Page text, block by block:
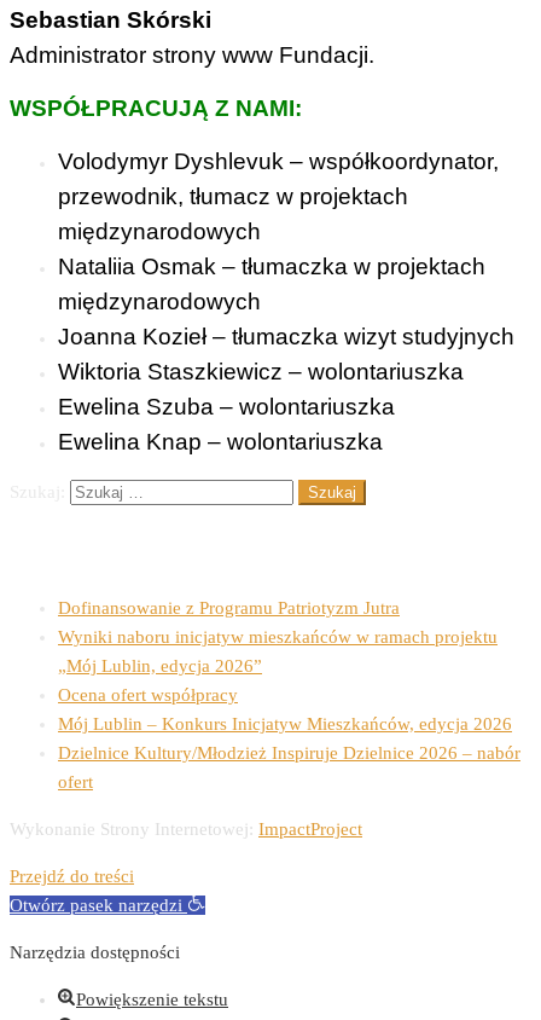
Sebastian Skórski
Administrator strony www Fundacji.
WSPÓŁPRACUJĄ Z NAMI:
Volodymyr Dyshlevuk – współkoordynator,
przewodnik, tłumacz w projektach
międzynarodowych
Nataliia Osmak – tłumaczka w projektach
międzynarodowych
Joanna Kozieł – tłumaczka wizyt studyjnych
Wiktoria Staszkiewicz – wolontariuszka
Ewelina Szuba – wolontariuszka
Ewelina Knap – wolontariuszka
Dofinansowanie z Programu Patriotyzm Jutra
Wyniki naboru inicjatyw mieszkańców w ramach projektu
„Mój Lublin, edycja 2026”
Ocena ofert współpracy
Mój Lublin – Konkurs Inicjatyw Mieszkańców, edycja 2026
Dzielnice Kultury/Młodzież Inspiruje Dzielnice 2026 – nabór
ofert
Wykonanie Strony Internetowej: ImpactProject
Przejdź do treści
Otwórz pasek narzędzi
Narzędzia dostępności
Powiększenie tekstu